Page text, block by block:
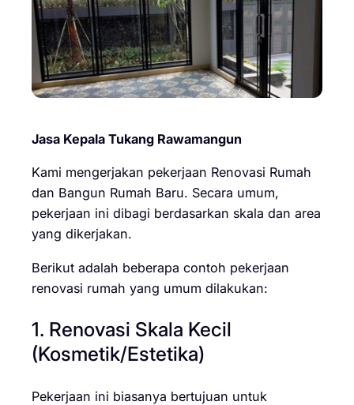
Jasa Kepala Tukang Rawamangun
Kami mengerjakan pekerjaan Renovasi Rumah
dan Bangun Rumah Baru. Secara umum,
pekerjaan ini dibagi berdasarkan skala dan area
yang dikerjakan.
Berikut adalah beberapa contoh pekerjaan
renovasi rumah yang umum dilakukan:
1. Renovasi Skala Kecil
(Kosmetik/Estetika)
Pekerjaan ini biasanya bertujuan untuk